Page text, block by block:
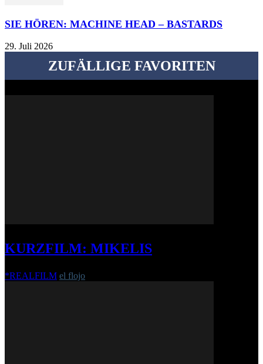
SIE HÖREN: MACHINE HEAD – BASTARDS
29. Juli 2026
ZUFÄLLIGE FAVORITEN
KURZFILM: MIKELIS
*REALFILM el flojo